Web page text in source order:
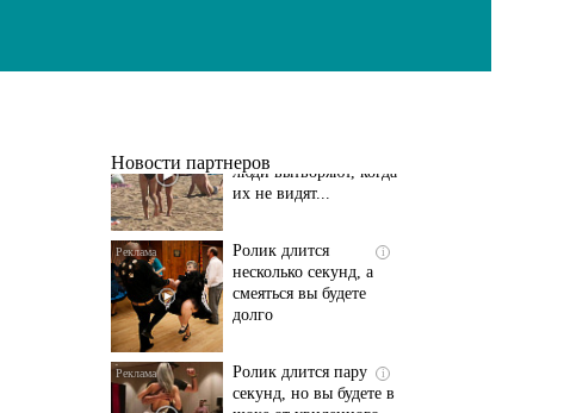
Новости партнеров
i
Ролик длится
несколько секунд, а
долго
Ролик длится пару
секунд, но вы будете в